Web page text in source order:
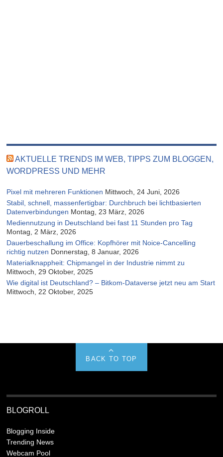
AKTUELLE TRENDS IM WEB, TIPPS ZUM BLOGGEN,
WORDPRESS UND MEHR
Pixel mit mehreren Funktionen Mittwoch, 24 Juni, 2026
Stabil, schnell, massenfertigbar: Durchbruch bei lichtbasierten
Datenverbindungen Montag, 23 März, 2026
Mediennutzung in Deutschland bei fast 11 Stunden pro Tag
Montag, 2 März, 2026
Dauerbeschallung im Office: Kopfhörer mit Noice-Cancelling
richtig nutzen Donnerstag, 8 Januar, 2026
Materialknappheit: Chipmangel in der Industrie nimmt zu
Mittwoch, 29 Oktober, 2025
Wie digital ist Deutschland? – Bitkom-Dataverse jetzt neu am Start
Mittwoch, 22 Oktober, 2025
BACK TO TOP
BLOGROLL
Blogging Inside
Trending News
Webcam Pool